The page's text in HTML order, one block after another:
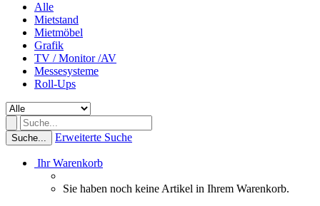
Alle
Mietstand
Mietmöbel
Grafik
TV / Monitor /AV
Messesysteme
Roll-Ups
Suche... Erweiterte Suche
Ihr Warenkorb
Sie haben noch keine Artikel in Ihrem Warenkorb.